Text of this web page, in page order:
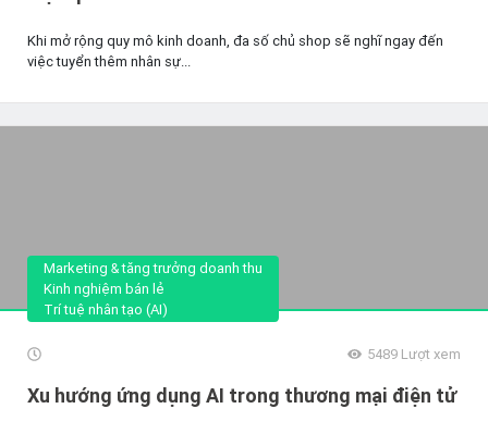
Khi mở rộng quy mô kinh doanh, đa số chủ shop sẽ nghĩ ngay đến
việc tuyển thêm nhân sự...
Marketing & tăng trưởng doanh thu
Kinh nghiệm bán lẻ
Trí tuệ nhân tạo (AI)
5489 Lượt xem
Xu hướng ứng dụng AI trong thương mại điện tử